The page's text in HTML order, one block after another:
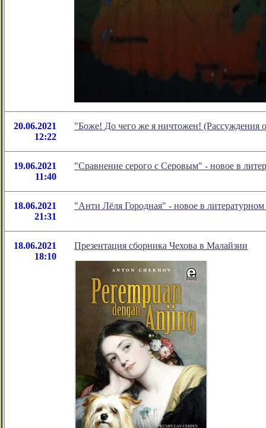
20.06.2021
12:22
"Боже! До чего же я ничтожен! (Рассуждения
19.06.2021
11:40
"Сравнение серого с Серовым" - новое в
18.06.2021
21:31
"Анти Лёля Городная" - новое в
18.06.2021
18:10
Презентация сборника Чехова в Малайзии